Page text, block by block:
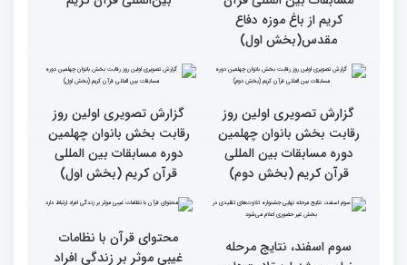
گزارش تصویری مراسم قرعه
کشی متسابقین بخش
بانوان چهلمین دوره
مسابقات بین المللی قرآن
کریم
گزارش تصویری بازدید
کریم از باغ موزه دفاع
مقدس(بخش دوم)
گزارش تصویری بازدید
متسابقین چهلمین دوره
مسابقات بین المللی قرآن
کریم از باغ موزه دفاع
مقدس(بخش اول)
جزئیات دومین روز رقابت
بخش برادران مسابقات
بین‌المللی قرآن کریم